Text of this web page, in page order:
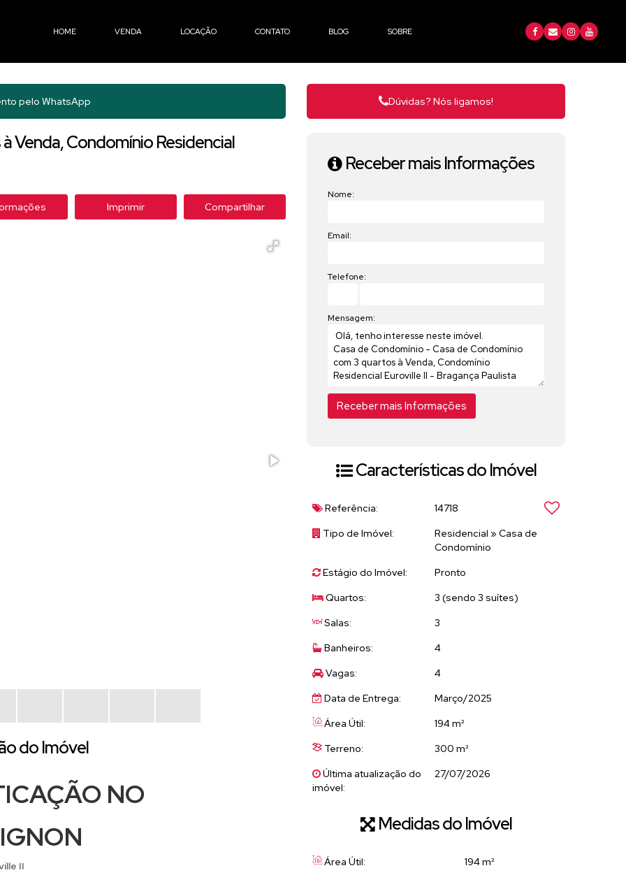
CONTATO BLOG SOBRE
LOCAÇÃO
VENDA
HOME
pelo WhatsApp
Venda, Condomínio Residencial
Imprimir Compartilhar
do Imóvel
NO
II
Dúvidas? Nós ligamos!
Receber mais Informações
Nome:
Email:
Telefone:
Mensagem:
Características do Imóvel
Referência:
14718
Tipo de Imóvel:
Residencial » Casa de
Condomínio
Estágio do Imóvel:
Pronto
Quartos:
3 (sendo 3 suítes)
Salas:
3
Banheiros:
4
Vagas:
4
Data de Entrega:
Março/2025
Área Útil:
194 m²
Terreno:
300 m²
Última atualização do
imóvel:
27/07/2026
Medidas do Imóvel
Área Útil:
194 m²